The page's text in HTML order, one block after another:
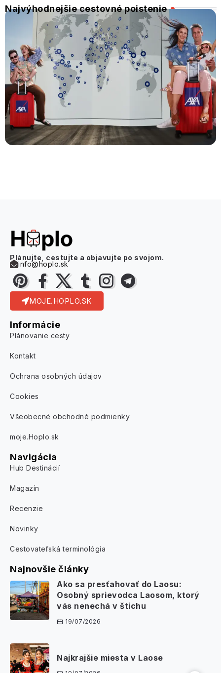
Najvýhodnejšie cestovné poistenie
Plánujte, cestujte a objavujte po svojom.
info@hoplo.sk
MOJE.HOPLO.SK
Informácie
Plánovanie cesty
Kontakt
Ochrana osobných údajov
Cookies
Všeobecné obchodné podmienky
moje.Hoplo.sk
Navigácia
Hub Destinácií
Magazín
Recenzie
Novinky
Cestovateľská terminológia
Najnovšie články
Ako sa presťahovať do Laosu:
Osobný sprievodca Laosom, ktorý
vás nenechá v štichu
19/07/2026
Najkrajšie miesta v Laose